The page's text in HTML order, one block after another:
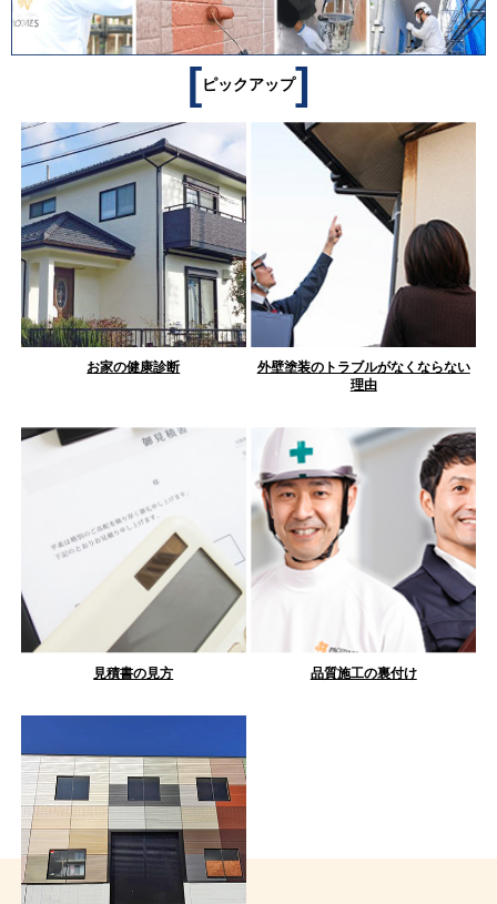
[ピックアップ]
お家の健康診断
外壁塗装のトラブルがなくならない
理由
見積書の見方 品質施工の裏付け